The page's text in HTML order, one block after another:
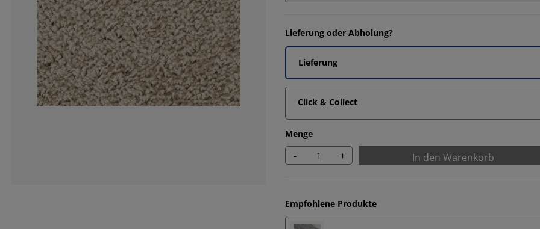
Lieferung oder Abholung?
Lieferung
Click & Collect
Menge
- + In den Warenkorb
Empfohlene Produkte
2.1505376344086025%
6.451612903225806%